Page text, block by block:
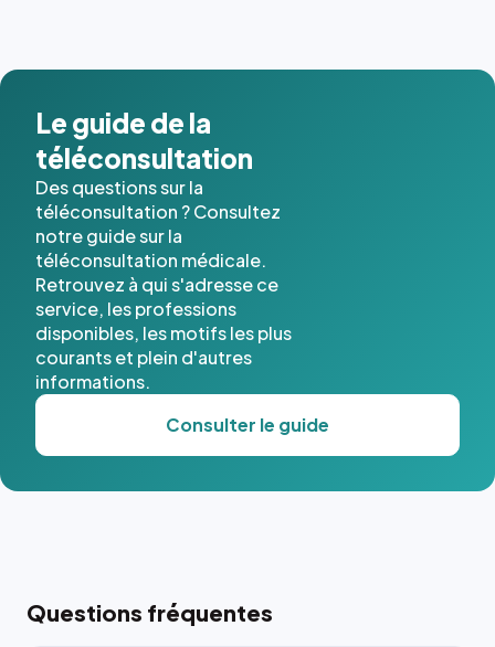
Le guide de la
téléconsultation
Des questions sur la
téléconsultation ? Consultez
notre guide sur la
téléconsultation médicale.
Retrouvez à qui s'adresse ce
service, les professions
disponibles, les motifs les plus
courants et plein d'autres
informations.
Consulter le guide
Questions fréquentes